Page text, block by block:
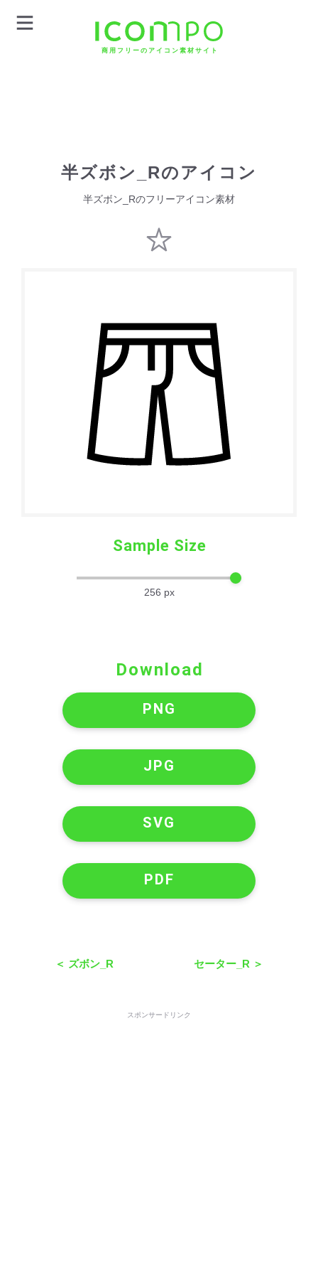
商用フリーのアイコン素材サイト
半ズボン_Rのアイコン
半ズボン_Rのフリーアイコン素材
Sample Size
256 px
Download
PNG
JPG
SVG
PDF
＜ ズボン_R セーター_R ＞
スポンサードリンク